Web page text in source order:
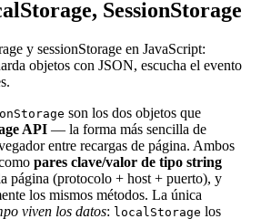
SessionStorage
y sessionStorage en JavaScript:
objetos con JSON, escucha el evento
son los dos objetos que
API — la forma más sencilla de
entre recargas de página. Ambos
pares clave/valor de tipo string
página (protocolo + host + puerto), y
los mismos métodos. La única
viven los datos: localStorage los